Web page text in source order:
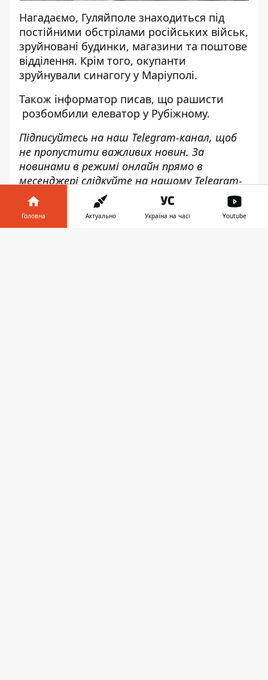
Нагадаємо, Гуляйполе знаходиться під
постійними обстрілами російських військ,
зруйновані будинки, магазини та поштове
відділення. Крім того, окупанти
зруйнували синагогу у Маріуполі.
Також інформатор писав, що рашисти
розбомбили елеватор у Рубіжному.
Підписуйтесь на наш Telegram-канал, щоб
не пропустити важливих новин. За
новинами в режимі онлайн прямо в
месенджері слідкуйте на нашому Telegram-
каналі
Інформатор Live
. Підписатися на
канал у Viber можна
Головна Актуально Україна на часі Youtube